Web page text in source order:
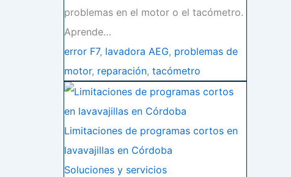
problemas en el motor o el tacómetro.
Aprende…
error F7, lavadora AEG, problemas de
motor, reparación, tacómetro
Limitaciones de programas cortos en
lavavajillas en Córdoba
Soluciones y servicios